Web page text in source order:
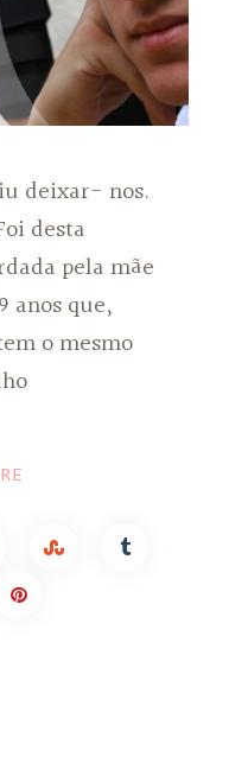
deixar- nos.
desta
pela mãe
anos que,
o mesmo